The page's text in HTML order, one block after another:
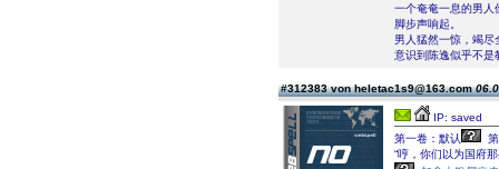
一个奄奄一息的男人
脚步声响起。
男人猛然一惊，竭尽
意识到陈逸似乎不是
#312383 von heletac1s9@163.com
IP: saved
第一卷：默认
“哼，你们以为国府